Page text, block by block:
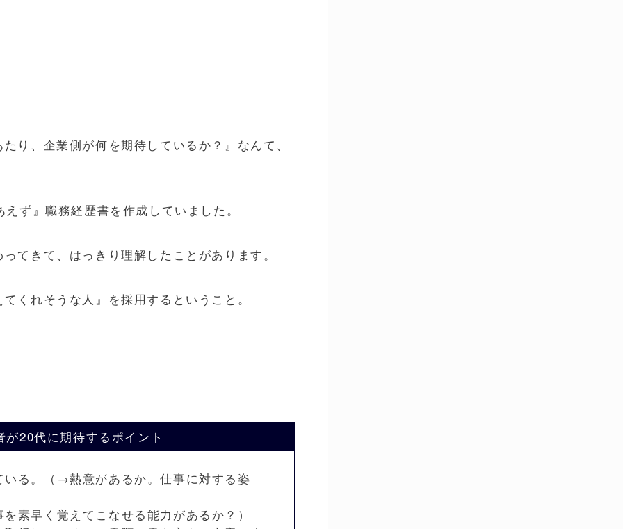
り、企業側が何を期待しているか？』なんて、
ず』職務経歴書を作成していました。
てきて、はっきり理解したことがあります。
くれそうな人』を採用するということ。
20代に期待するポイント
る。（→熱意があるか。仕事に対する姿
素早く覚えてこなせる能力があるか？）